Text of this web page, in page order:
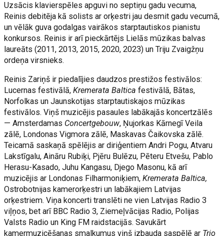
Uzsācis klavierspēles apguvi no septiņu gadu vecuma,
Reinis debitēja kā solists ar orķestri jau desmit gadu vecumā,
un vēlāk guva godalgas vairākos starptautiskos pianistu
konkursos. Reinis ir arī pieckārtējs Lielās mūzikas balvas
laureāts (2011, 2013, 2015, 2020, 2023) un Triju Zvaigžņu
ordeņa virsnieks.
Reinis Zariņš ir piedalījies daudzos prestižos festivālos:
Lucernas festivālā,Kremerata Baltica festivālā, Bātas,
Norfolkas un Jaunskotijas starptautiskajos mūzikas
festivālos. Viņš muzicējis pasaules labākajās koncertzālēs
— Amsterdamas Concertgebouw, Ņujorkas Kārnegī Veila
zālē, Londonas Vigmora zālē, Maskavas Čaikovska zālē.
Teicamā saskaņā spēlējis ar diriģentiem Andri Pogu, Atvaru
Lakstīgalu, Aināru Rubiķi, Pjēru Bulēzu, Pēteru Etvešu, Pablo
Herasu-Kasado, Juhu Kangasu, Djego Masonu, kā arī
muzicējis ar Londonas Filharmoniķiem,Kremerata Baltica,
Ostrobotnijas kamerorķestri un labākajiem Latvijas
orķestriem. Viņa koncerti translēti ne vien Latvijas Radio 3
viļņos, bet arī BBC Radio 3, Ziemeļvācijas Radio, Polijas
Valsts Radio un King FM raidstacijās. Savukārt
kamermuzicēšanas smalkumus viņš izbauda saspēlē ar Trio